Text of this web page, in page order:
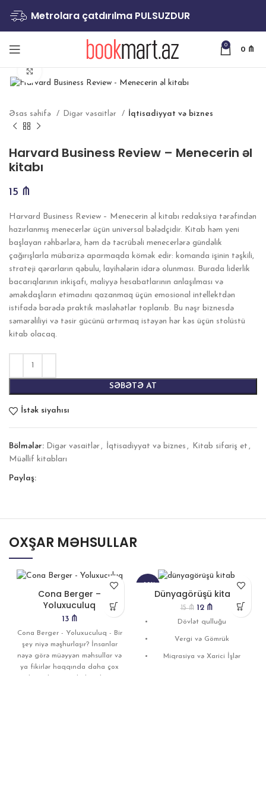
Metrolara çatdırılma PULSUZDUR
0
0 ₼
Əsas səhifə Digər vəsaitlər İqtisadiyyat və biznes
Harvard Business Review – Menecerin əl
kitabı
15 ₼
Harvard Business Review – Menecerin əl kitabı redaksiya tərəfindən
hazırlanmış menecerlər üçün universal bələdçidir. Kitab həm yeni
başlayan rəhbərlərə, həm də təcrübəli menecerlərə gündəlik
çağırışlarla mübarizə aparmaqda kömək edir: komanda işinin təşkili,
strateji qərarların qəbulu, layihələrin idarə olunması. Burada liderlik
bacarıqlarının inkişafı, maliyyə hesabatlarının anlaşılması və
əməkdaşların etimadını qazanmaq üçün emosional intellektdən
istifadə barədə praktik məsləhətlər toplanıb. Bu nəşr biznesdə
səmərəliliyi və təsir gücünü artırmaq istəyən hər kəs üçün stolüstü
kitab olacaq.
SƏBƏTƏ AT
İstək siyahısı
Bölmələr: Digər vəsaitlər , İqtisadiyyat və biznes , Kitab sifariş et ,
Müəllif kitabları
Paylaş:
OXŞAR MƏHSULLAR
Cona Berger –
Yoluxuculuq
13 ₼
Cona Berger - Yoluxuculuq - Bir
şey niyə məşhurlaşır? İnsanlar
nəyə görə müəyyən məhsullar və
ya fikirlər haqqında daha çox
Dünyagörüşü kitabı
15₼ 12 ₼
Dövlət qulluğu
Vergi və Gömrük
Miqrasiya və Xarici İşlər